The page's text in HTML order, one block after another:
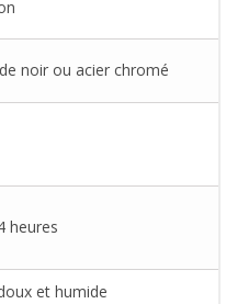
noir ou acier chromé
heures
et humide